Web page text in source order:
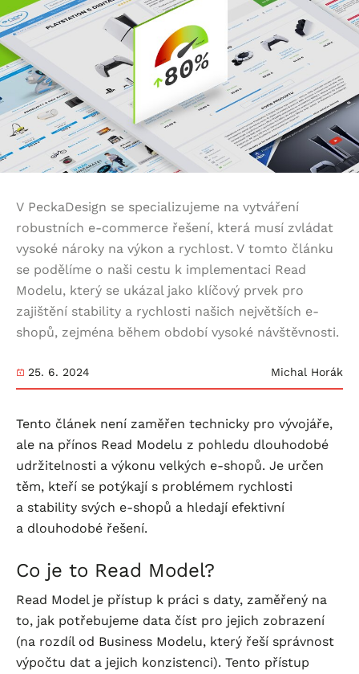
V PeckaDesign se specializujeme na vytváření
robustních e-commerce řešení, která musí zvládat
vysoké nároky na výkon a rychlost. V tomto článku
se podělíme o naši cestu k implementaci Read
Modelu, který se ukázal jako klíčový prvek pro
zajištění stability a rychlosti našich největších e-
shopů, zejména během období vysoké návštěvnosti.
25. 6. 2024 Michal Horák
Tento článek není zaměřen technicky pro vývojáře,
ale na přínos Read Modelu z pohledu dlouhodobé
udržitelnosti a výkonu velkých e-shopů. Je určen
těm, kteří se potýkají s problémem rychlosti
a stability svých e-shopů a hledají efektivní
a dlouhodobé řešení.
Co je to Read Model?
Read Model je přístup k práci s daty, zaměřený na
to, jak potřebujeme data číst pro jejich zobrazení
(na rozdíl od Business Modelu, který řeší správnost
výpočtu dat a jejich konzistenci). Tento přístup